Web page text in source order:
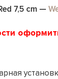
7,5 cm —